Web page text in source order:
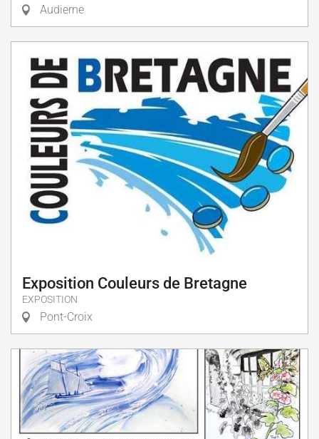
Audierne
Exposition Couleurs de Bretagne
EXPOSITION
Pont-Croix